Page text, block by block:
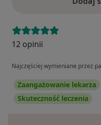
12 opinii
Najczęściej wymieniane przez
Zaangażowanie lekarza
Skuteczność leczenia